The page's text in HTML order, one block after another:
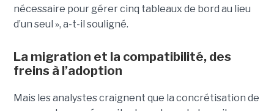
nécessaire pour gérer cinq tableaux de bord au lieu
d’un seul », a-t-il souligné.
La migration et la compatibilité, des
freins à l’adoption
Mais les analystes craignent que la concrétisation de